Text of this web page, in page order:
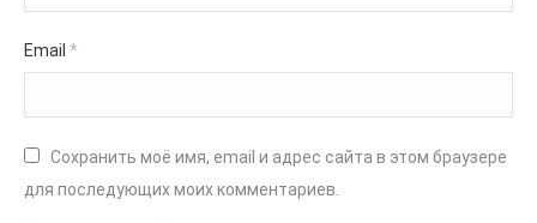
Email *
Сохранить моё имя, email и адрес сайта в этом браузере
для последующих моих комментариев.